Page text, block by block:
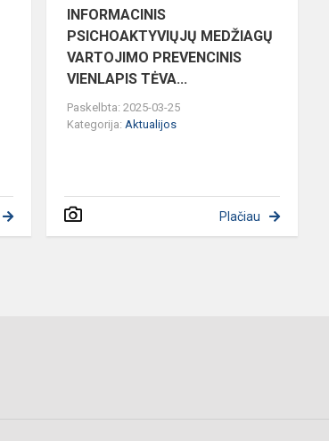
INFORMACINIS
PSICHOAKTYVIŲJŲ MEDŽIAGŲ
VARTOJIMO PREVENCINIS
VIENLAPIS TĖVA...
Paskelbta: 2025-03-25
Kategorija:Aktualijos
Plačiau